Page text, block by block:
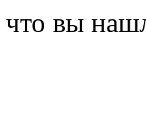
что вы